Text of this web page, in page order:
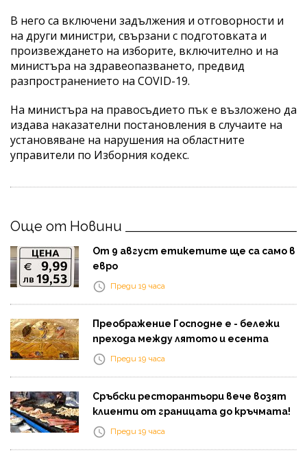
В него са включени задължения и отговорности и
на други министри, свързани с подготовката и
произвеждането на изборите, включително и на
министъра на здравеопазването, предвид
разпространението на COVID-19.
На министъра на правосъдието пък е възложено да
издава наказателни постановления в случаите на
установяване на нарушения на областните
управители по Изборния кодекс.
Още от Новини
От 9 август етикетите ще са само в
евро
Преди 19 часа
Преображение Господне е - бележи
прехода между лятото и есента
Преди 19 часа
Сръбски ресторантьори вече возят
клиенти от границата до кръчмата!
Преди 19 часа